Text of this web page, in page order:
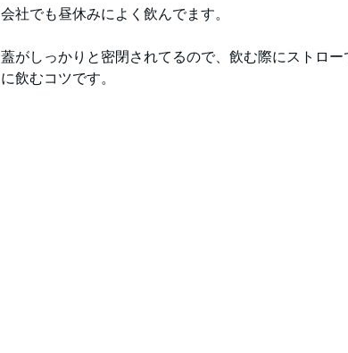
会社でも昼休みによく飲んでます。
蓋がしっかりと密閉されてるので、飲む際にストロ
に飲むコツです。